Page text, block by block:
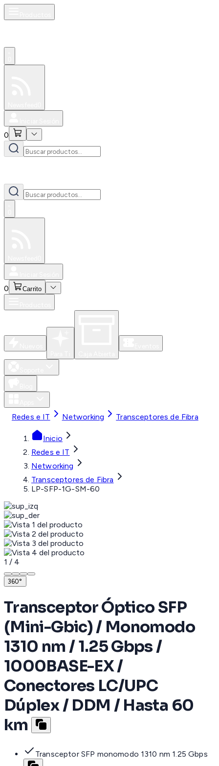
0
0 Carrito
Redes e IT Networking Transceptores de Fibra
Inicio
Redes e IT
Networking
Transceptores de Fibra
LP-SFP-1G-SM-60
1 / 4
360°
Transceptor Óptico SFP
(Mini-Gbic) / Monomodo
1310 nm / 1.25 Gbps /
1000BASE-EX /
Conectores LC/UPC
Dúplex / DDM / Hasta 60
km
Transceptor SFP monomodo 1310 nm 1.25 Gbps